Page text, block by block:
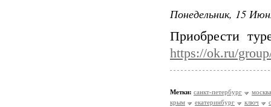
Понедельник, 15
Приобрести
https://ok.ru/
Метки: санкт-петербург
москва
крым
екатеринбург ключ